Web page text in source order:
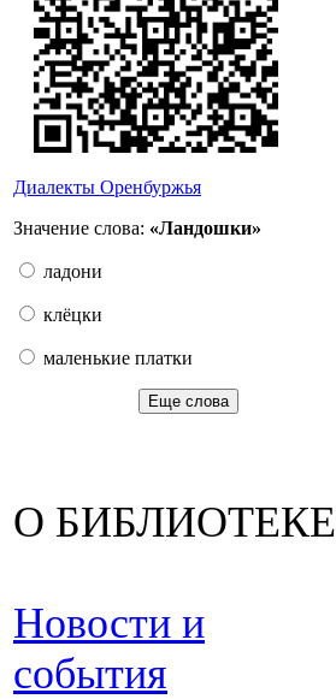
Диалекты Оренбуржья
Значение слова: «Ландошки»
ладони
клёцки
маленькие платки
Еще слова
О БИБЛИОТЕКЕ
Новости и
события